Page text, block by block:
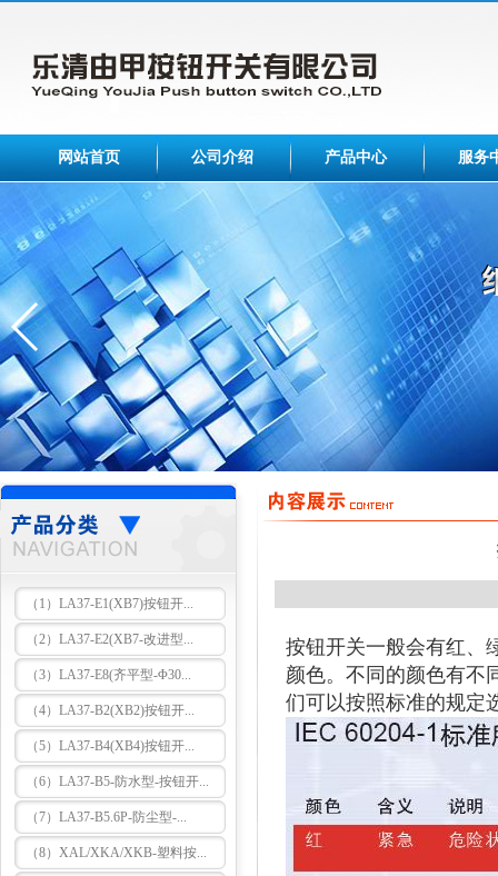
网站首页 公司介绍 产品中心 服务
（1）LA37-E1(XB7)按钮开...
（2）LA37-E2(XB7-改进型...
（3）LA37-E8(齐平型-Φ30...
（4）LA37-B2(XB2)按钮开...
（5）LA37-B4(XB4)按钮开...
（6）LA37-B5-防水型-按钮开...
（7）LA37-B5.6P-防尘型-...
（8）XAL/XKA/XKB-塑料按...
按钮开关一般会有红、
颜色。不同的颜色有不
们可以按照标准的规定